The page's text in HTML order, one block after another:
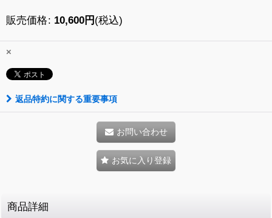
販売価格: 10,600円 (税込)
×
返品特約に関する重要事項
お問い合わせ
お気に入り登録
商品詳細